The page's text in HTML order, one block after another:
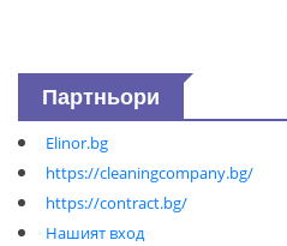
Партньори
Elinor.bg
https://cleaningcompany.bg/
https://contract.bg/
Нашият вход